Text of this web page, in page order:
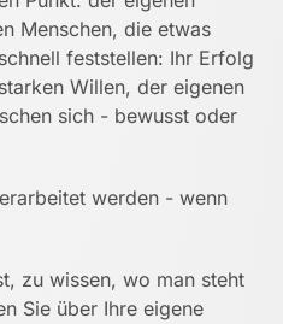
Menschen, die etwas
feststellen: Ihr Erfolg
Willen, der eigenen
sich - bewusst oder
werden - wenn
zu wissen, wo man steht
Sie über Ihre eigene